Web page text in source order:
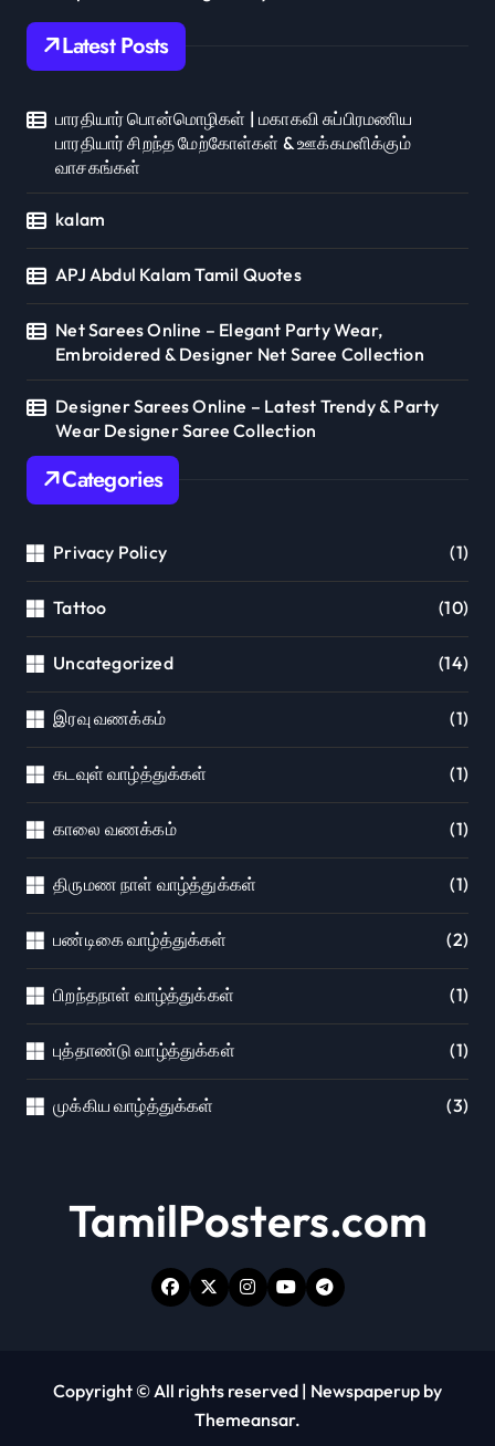
Latest Posts
பாரதியார் பொன்மொழிகள் | மகாகவி சுப்பிரமணிய
பாரதியார் சிறந்த மேற்கோள்கள் & ஊக்கமளிக்கும்
வாசகங்கள்
kalam
APJ Abdul Kalam Tamil Quotes
Net Sarees Online – Elegant Party Wear,
Embroidered & Designer Net Saree Collection
Designer Sarees Online – Latest Trendy & Party
Wear Designer Saree Collection
Categories
Privacy Policy (1)
Tattoo (10)
Uncategorized (14)
இரவு வணக்கம் (1)
கடவுள் வாழ்த்துக்கள் (1)
காலை வணக்கம் (1)
திருமண நாள் வாழ்த்துக்கள் (1)
பண்டிகை வாழ்த்துக்கள் (2)
பிறந்தநாள் வாழ்த்துக்கள் (1)
புத்தாண்டு வாழ்த்துக்கள் (1)
முக்கிய வாழ்த்துக்கள் (3)
TamilPosters.com
Copyright © All rights reserved | Newspaperup by
Themeansar.